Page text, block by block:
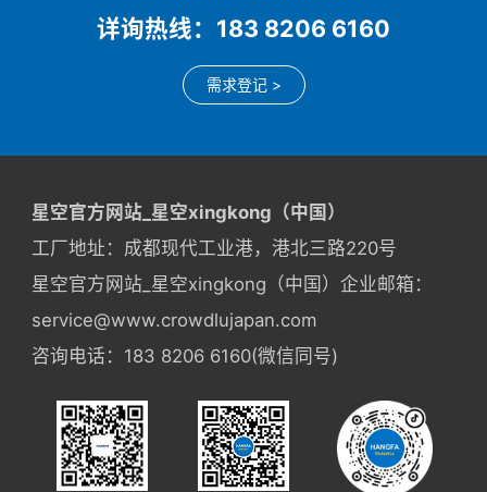
详询热线：183 8206 6160
需求登记 >
星空官方网站_星空xingkong（中国）
工厂地址：成都现代工业港，港北三路220号
星空官方网站_星空xingkong（中国）企业邮箱：
service@www.crowdlujapan.com
咨询电话：183 8206 6160(微信同号)